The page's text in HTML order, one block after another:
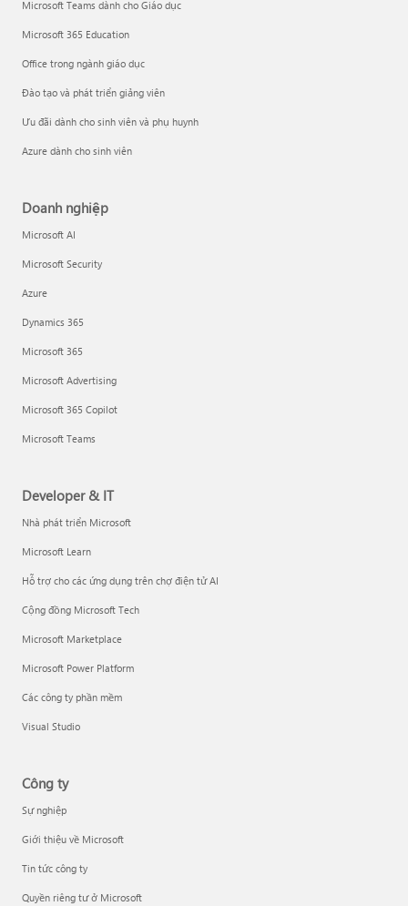
Microsoft Teams dành cho Giáo dục
Microsoft 365 Education
Office trong ngành giáo dục
Đào tạo và phát triển giảng viên
Ưu đãi dành cho sinh viên và phụ huynh
Azure dành cho sinh viên
Doanh nghiệp
Microsoft AI
Microsoft Security
Azure
Dynamics 365
Microsoft 365
Microsoft Advertising
Microsoft 365 Copilot
Microsoft Teams
Developer & IT
Nhà phát triển Microsoft
Microsoft Learn
Hỗ trợ cho các ứng dụng trên chợ điện tử AI
Cộng đồng Microsoft Tech
Microsoft Marketplace
Microsoft Power Platform
Các công ty phần mềm
Visual Studio
Công ty
Sự nghiệp
Giới thiệu về Microsoft
Tin tức công ty
Quyền riêng tư ở Microsoft